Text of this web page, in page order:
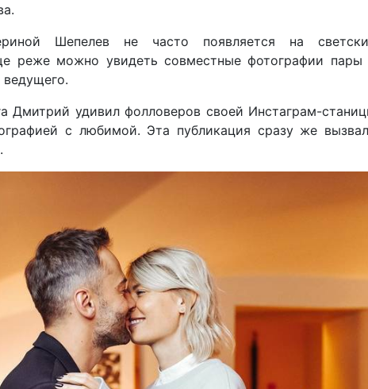
Шепелев не часто появляется на
реже можно увидеть совместные фотографии пары
Дмитрий удивил фолловеров своей Инстаграм-
с любимой. Эта публикация сразу же